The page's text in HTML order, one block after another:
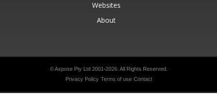
Websites
About
© Aspose Pty Ltd 2001-2026. All Rights Reserved.
Privacy Policy Terms of use Contact